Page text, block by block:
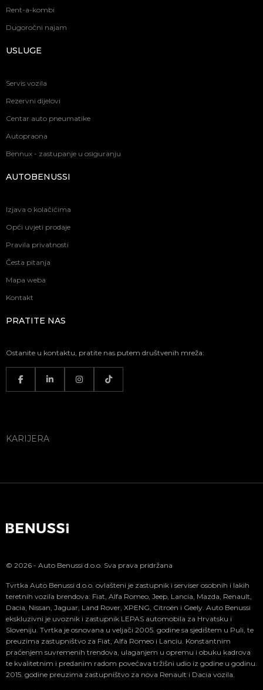
Rent-a-kombi
Dugoročni najam
USLUGE
Servis vozila
Rezervni dijelovi
Centar auto pneumatike
Autopraona
Bennux - zastupanje u osiguranju
AUTOBENUSSI
Izjava o kolačićima
Opći uvjeti prodaje
Pravila privatnosti
Česta pitanja
Mapa weba
Kontakt
PRATITE NAS
Ostanite u kontaktu, pratite nas putem društvenih mreža:
KARIJERA
© 2026 - Auto Benussi d.o.o. Sva prava pridržana
Tvrtka Auto Benussi d.o.o. ovlašteni je zastupnik i serviser osobnih i lakih
teretnih vozila brendova: Fiat, Alfa Romeo, Jeep, Lancia, Mazda, Renault,
Dacia, Nissan, Jaguar, Land Rover, XPENG, Citroën i Geely. Auto Benussi
ekskluzivni je uvoznik i zastupnik LEPAS automobila za Hrvatsku i
Sloveniju. Tvrtka je osnovana u veljači 2005. godine sa sjedištem u Puli, te
preuzima zastupništvo za Fiat, Alfa Romeo i Lanciu. Konstantnim
praćenjem suvremenih trendova, ulaganjem u opremu i obuku kadrova
te kvalitetnim i predanim radom povećava tržišni udio iz godine u godinu.
2015. godine preuzima zastupništvo za nova Renault i Dacia vozila.